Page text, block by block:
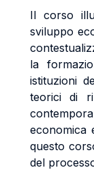
Il corso
sviluppo
la
istituzioni
teorici di
economica
questo
del